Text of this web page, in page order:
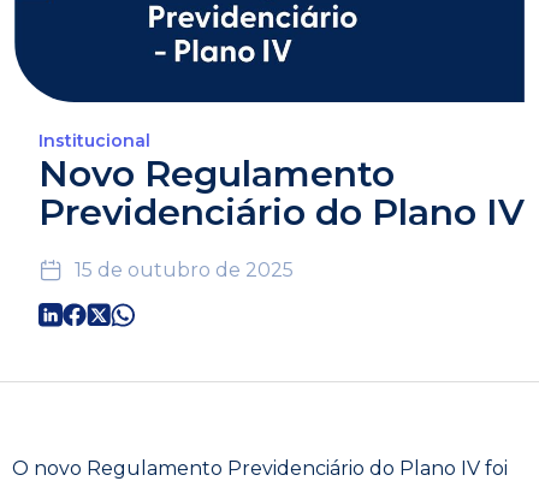
Institucional
Novo Regulamento
Previdenciário do Plano IV
15 de outubro de 2025
O novo Regulamento Previdenciário do Plano IV foi